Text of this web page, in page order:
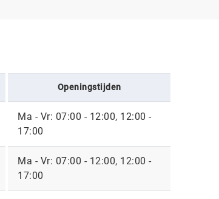
Openingstijden
Ma - Vr: 07:00 - 12:00, 12:00 -
17:00
Ma - Vr: 07:00 - 12:00, 12:00 -
17:00